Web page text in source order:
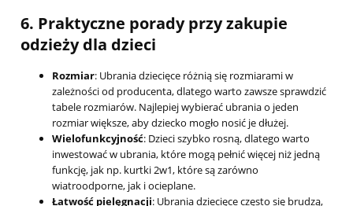
6. Praktyczne porady przy zakupie
odzieży dla dzieci
Rozmiar: Ubrania dziecięce różnią się rozmiarami w
zależności od producenta, dlatego warto zawsze sprawdzić
tabele rozmiarów. Najlepiej wybierać ubrania o jeden
rozmiar większe, aby dziecko mogło nosić je dłużej.
Wielofunkcyjność: Dzieci szybko rosną, dlatego warto
inwestować w ubrania, które mogą pełnić więcej niż jedną
funkcję, jak np. kurtki 2w1, które są zarówno
wiatroodporne, jak i ocieplane.
Łatwość pielęgnacji: Ubrania dziecięce często się brudzą,